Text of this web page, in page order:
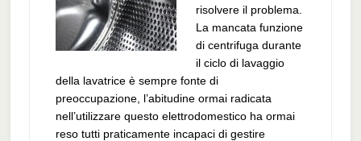
risolvere il problema.
La mancata funzione
di centrifuga durante
il ciclo di lavaggio
della lavatrice è sempre fonte di
preoccupazione, l’abitudine ormai radicata
nell’utilizzare questo elettrodomestico ha ormai
reso tutti praticamente incapaci di gestire